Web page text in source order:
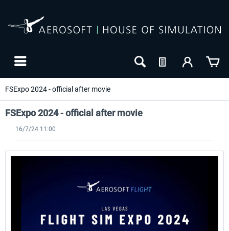
FSExpo 2024 - official after movie
FSExpo 2024 - official after movie
16/7/24 11:00